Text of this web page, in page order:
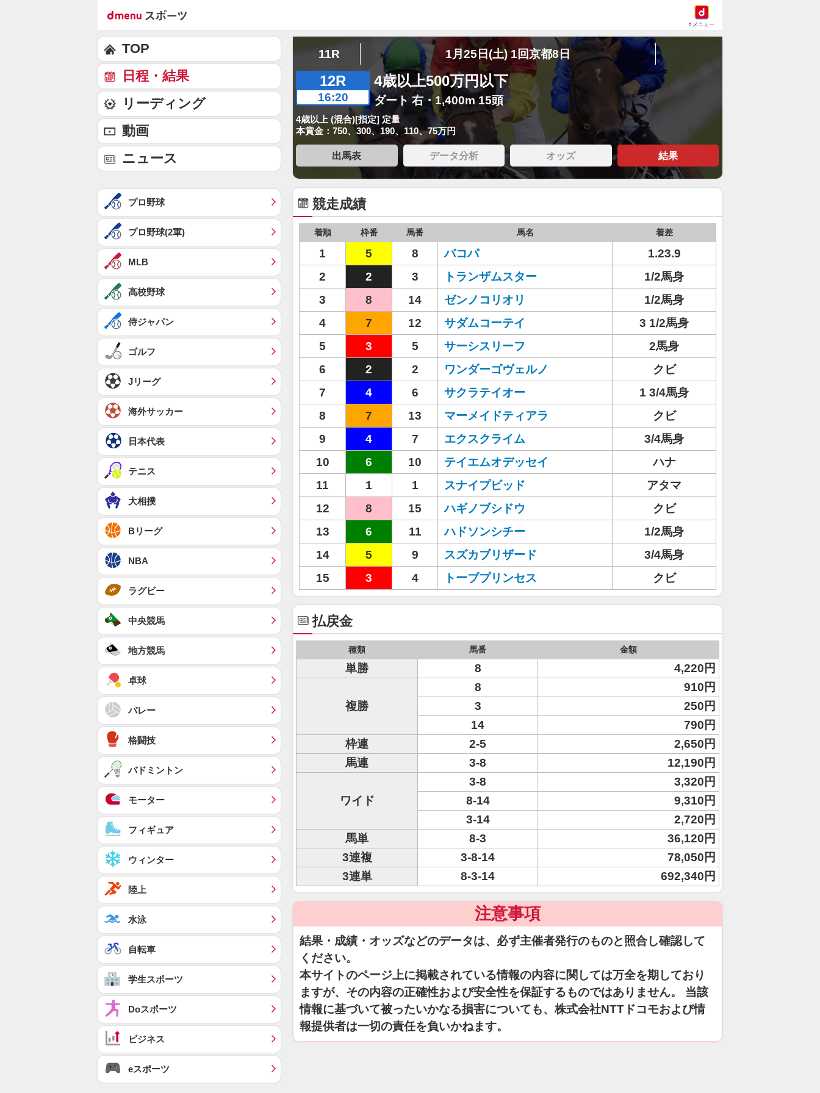
dメニュー
11R 1月25日(土) 1回京都8日
12R
16:20
4歳以上500万円以下
ダート 右・1,400m 15頭
4歳以上 (混合)[指定] 定量
本賞金：750、300、190、110、75万円
出馬表 データ分析 オッズ 結果
競走成績
着順 枠番 馬番 馬名 着差
1 5 8 バコパ
1.23.9
2
2 3 トランザムスター
1/2馬身
3
8 14 ゼンノコリオリ
1/2馬身
4
7 12 サダムコーテイ
3 1/2馬身
5
3 5 サーシスリーフ
2馬身
6
2 2 ワンダーゴヴェルノ
クビ
7
4 6 サクラテイオー
1 3/4馬身
8
7 13 マーメイドティアラ
クビ
9
4 7 エクスクライム
3/4馬身
10
6 10 テイエムオデッセイ
ハナ
11
1 1 スナイプビッド
アタマ
12
8 15 ハギノブシドウ
クビ
13
6 11 ハドソンシチー
1/2馬身
14
5 9 スズカブリザード
3/4馬身
15
3 4 トーブプリンセス クビ
払戻金
種類 馬番 金額
単勝 8 4,220円
複勝
8
910円
3
250円
14
790円
枠連
2-5
2,650円
馬連
3-8 12,190円
ワイド
3-8
3,320円
8-14
9,310円
3-14
2,720円
馬単
8-3
36,120円
3連複
3-8-14
78,050円
3連単
8-3-14 692,340円
注意事項
結果・成績・オッズなどのデータは、必ず主催者発行のものと照合し確認して
ください。
本サイトのページ上に掲載されている情報の内容に関しては万全を期しており
ますが、その内容の正確性および安全性を保証するものではありません。 当該
情報に基づいて被ったいかなる損害についても、株式会社NTTドコモおよび情
報提供者は一切の責任を負いかねます。
TOP
日程・結果
リーディング
動画
ニュース
プロ野球
プロ野球(2軍)
MLB
高校野球
侍ジャパン
ゴルフ
Jリーグ
海外サッカー
日本代表
テニス
大相撲
Bリーグ
NBA
ラグビー
中央競馬
地方競馬
卓球
バレー
格闘技
バドミントン
モーター
フィギュア
ウィンター
陸上
水泳
自転車
学生スポーツ
Doスポーツ
ビジネス
eスポーツ